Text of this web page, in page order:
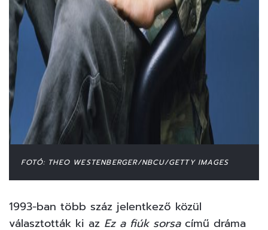
FOTÓ: THEO WESTENBERGER/NBCU/GETTY IMAGES
1993-ban több száz jelentkező közül
választották ki az Ez a fiúk sorsacímű dráma